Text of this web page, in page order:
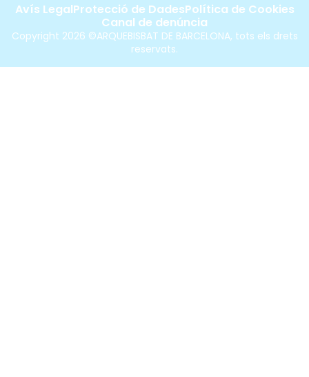
Copyright 2026 ©ARQUEBISBAT DE BARCELONA, tots els drets
reservats.
Avís LegalProtecció de DadesPolítica de Cookies
Canal de denúncia